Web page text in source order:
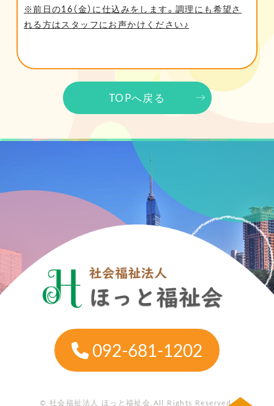
※前日の16（金）に仕込みをします。調理にも希望さ
れる方はスタッフにお声かけください♪
TOPへ戻る
092-681-1202
© 社会福祉法人 ほっと福祉会.All Rights Reserved.